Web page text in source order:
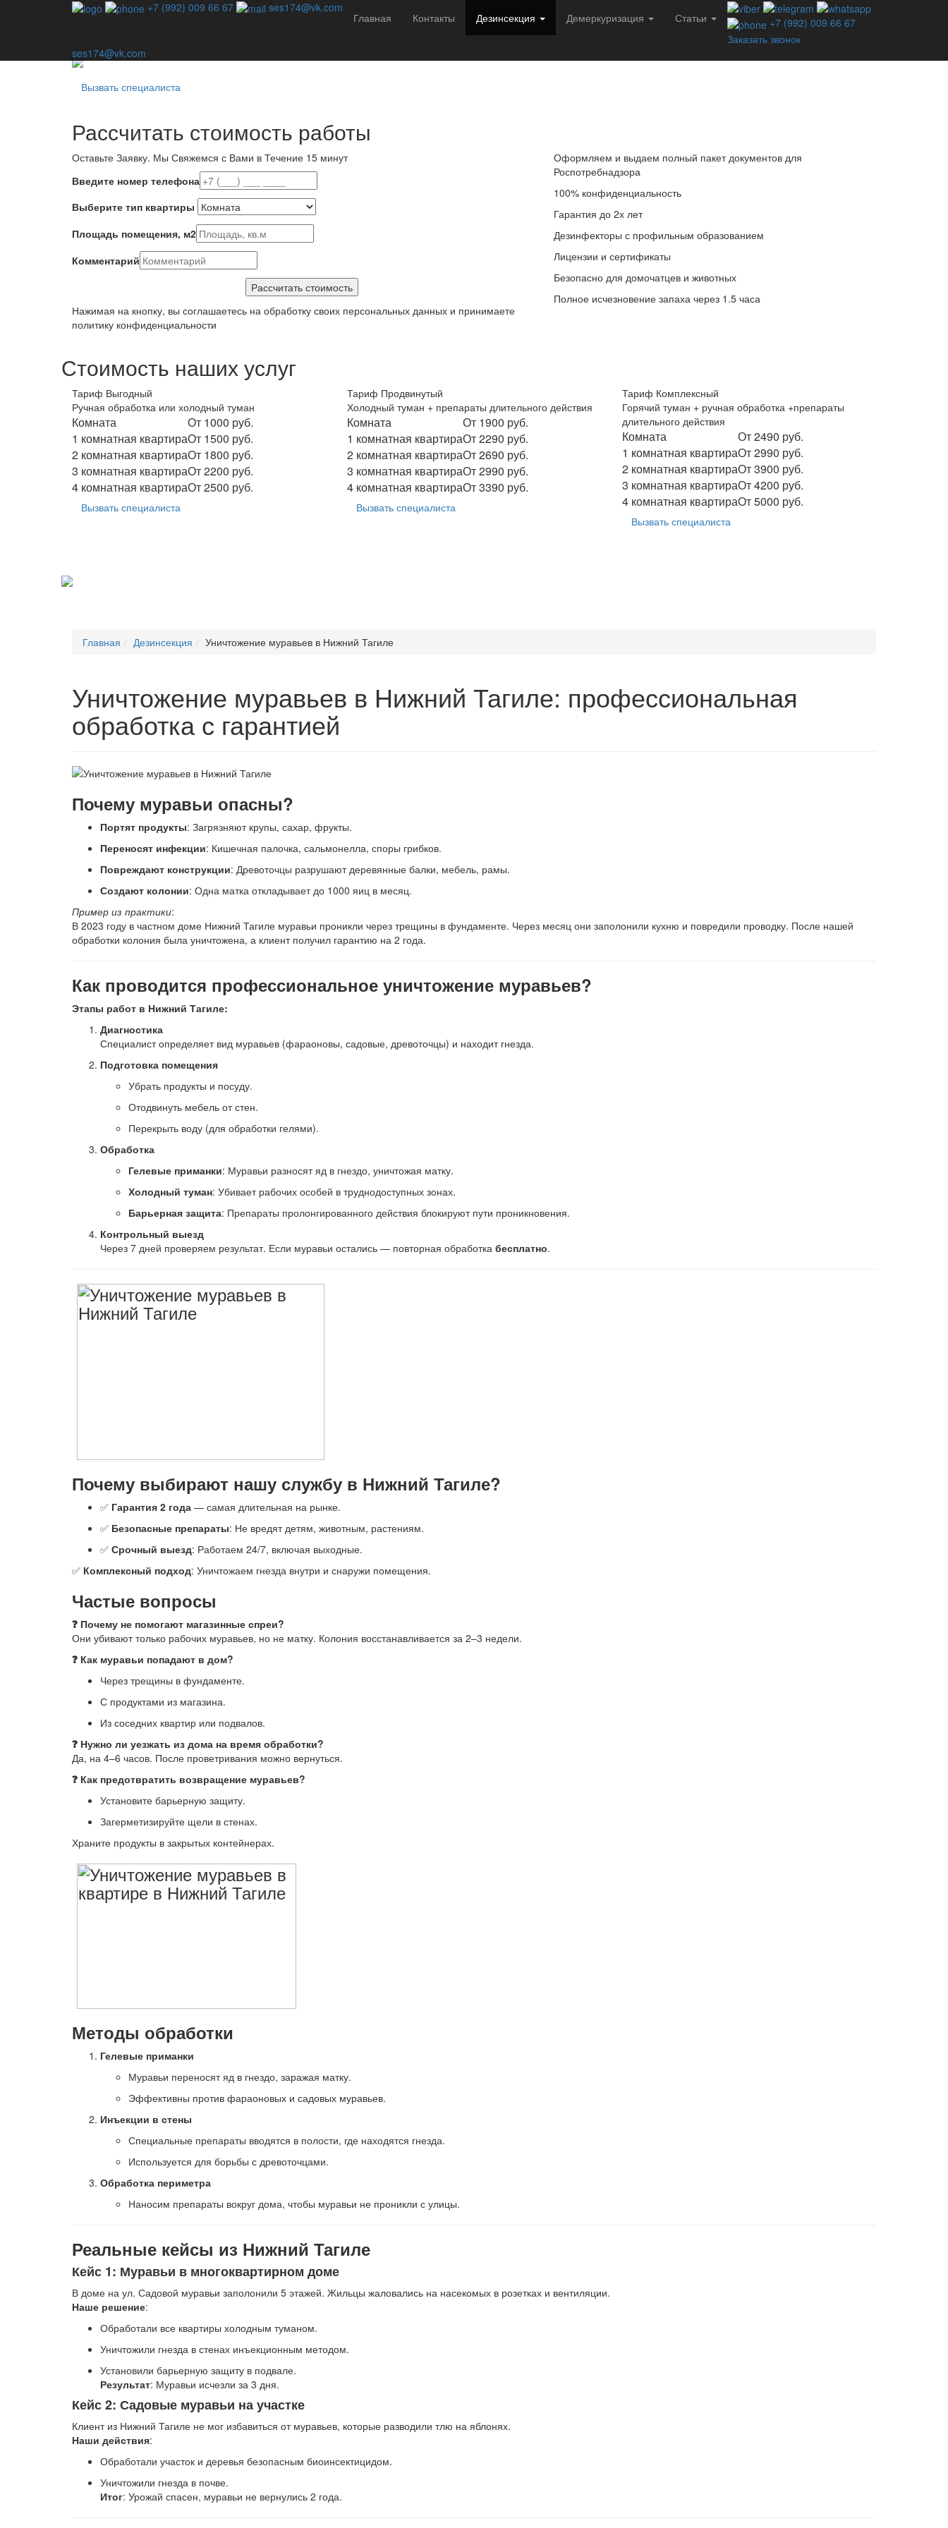
+7 (992) 009 66 67 ses174@vk.com
Главная Контакты Дезинсекция Демеркуризация Статьи
+7 (992) 009 66 67
Заказать звонок
ses174@vk.com
Профессиональная дезинсекция - единственный способ избавиться от насекомых навсегда!
Наша компания специализируется на уничтожении вредителей в Нижний Тагиле с 2013 года. Мы
Вызвать специалиста
Рассчитать стоимость работы
Оставьте Заявку. Мы Свяжемся с Вами в Течение 15 минут
Введите номер телефона
Выберите тип квартиры
Площадь помещения, м2
Комментарий
Нажимая на кнопку, вы соглашаетесь на обработку своих персональных данных и принимаете
политику конфиденциальности
Оформляем и выдаем полный пакет документов для
Роспотребнадзора
100% конфиденциальность
Гарантия до 2х лет
Дезинфекторы с профильным образованием
Лицензии и сертификаты
Безопасно для домочатцев и животных
Полное исчезновение запаха через 1.5 часа
Стоимость наших услуг
Тариф Выгодный
Ручная обработка или холодный туман
Комната
От 1000 руб.
1 комнатная квартираОт 1500 руб.
2 комнатная квартираОт 1800 руб.
3 комнатная квартираОт 2200 руб.
4 комнатная квартираОт 2500 руб.
Вызвать специалиста
Тариф Продвинутый
Холодный туман + препараты длительного действия
Комната
От 1900 руб.
1 комнатная квартираОт 2290 руб.
2 комнатная квартираОт 2690 руб.
3 комнатная квартираОт 2990 руб.
4 комнатная квартираОт 3390 руб.
Вызвать специалиста
Тариф Комплексный
Горячий туман + ручная обработка +препараты
длительного действия
Комната
От 2490 руб.
1 комнатная квартираОт 2990 руб.
2 комнатная квартираОт 3900 руб.
3 комнатная квартираОт 4200 руб.
4 комнатная квартираОт 5000 руб.
Вызвать специалиста
Главная Дезинсекция Уничтожение муравьев в Нижний Тагиле
Уничтожение муравьев в Нижний Тагиле: профессиональная
обработка с гарантией
Почему муравьи опасны?
Портят продукты: Загрязняют крупы, сахар, фрукты.
Переносят инфекции: Кишечная палочка, сальмонелла, споры грибков.
Повреждают конструкции: Древоточцы разрушают деревянные балки, мебель, рамы.
Создают колонии: Одна матка откладывает до 1000 яиц в месяц.
Пример из практики:
В 2023 году в частном доме Нижний Тагиле муравьи проникли через трещины в фундаменте. Через месяц они заполонили кухню и повредили проводку. После нашей
обработки колония была уничтожена, а клиент получил гарантию на 2 года.
Как проводится профессиональное уничтожение муравьев?
Этапы работ в Нижний Тагиле:
Диагностика
Специалист определяет вид муравьев (фараоновы, садовые, древоточцы) и находит гнезда.
Подготовка помещения
Убрать продукты и посуду.
Отодвинуть мебель от стен.
Перекрыть воду (для обработки гелями).
Обработка
Гелевые приманки: Муравьи разносят яд в гнездо, уничтожая матку.
Холодный туман: Убивает рабочих особей в труднодоступных зонах.
Барьерная защита: Препараты пролонгированного действия блокируют пути проникновения.
Контрольный выезд
Через 7 дней проверяем результат. Если муравьи остались — повторная обработка бесплатно.
Почему выбирают нашу службу в Нижний Тагиле?
✅ Гарантия 2 года — самая длительная на рынке.
✅ Безопасные препараты: Не вредят детям, животным, растениям.
✅ Срочный выезд: Работаем 24/7, включая выходные.
✅ Комплексный подход: Уничтожаем гнезда внутри и снаружи помещения.
Частые вопросы
❓ Почему не помогают магазинные спреи?
Они убивают только рабочих муравьев, но не матку. Колония восстанавливается за 2–3 недели.
❓ Как муравьи попадают в дом?
Через трещины в фундаменте.
С продуктами из магазина.
Из соседних квартир или подвалов.
❓ Нужно ли уезжать из дома на время обработки?
Да, на 4–6 часов. После проветривания можно вернуться.
❓ Как предотвратить возвращение муравьев?
Установите барьерную защиту.
Загерметизируйте щели в стенах.
Храните продукты в закрытых контейнерах.
Методы обработки
Гелевые приманки
Муравьи переносят яд в гнездо, заражая матку.
Эффективны против фараоновых и садовых муравьев.
Инъекции в стены
Специальные препараты вводятся в полости, где находятся гнезда.
Используется для борьбы с древоточцами.
Обработка периметра
Наносим препараты вокруг дома, чтобы муравьи не проникли с улицы.
Реальные кейсы из Нижний Тагиле
Кейс 1: Муравьи в многоквартирном доме
В доме на ул. Садовой муравьи заполонили 5 этажей. Жильцы жаловались на насекомых в розетках и вентиляции.
Наше решение:
Обработали все квартиры холодным туманом.
Уничтожили гнезда в стенах инъекционным методом.
Установили барьерную защиту в подвале.
Результат: Муравьи исчезли за 3 дня.
Кейс 2: Садовые муравьи на участке
Клиент из Нижний Тагиле не мог избавиться от муравьев, которые разводили тлю на яблонях.
Наши действия:
Обработали участок и деревья безопасным биоинсектицидом.
Уничтожили гнезда в почве.
Итог: Урожай спасен, муравьи не вернулись 2 года.